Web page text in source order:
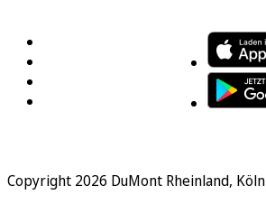
Copyright 2026 DuMont Rheinland, Köln